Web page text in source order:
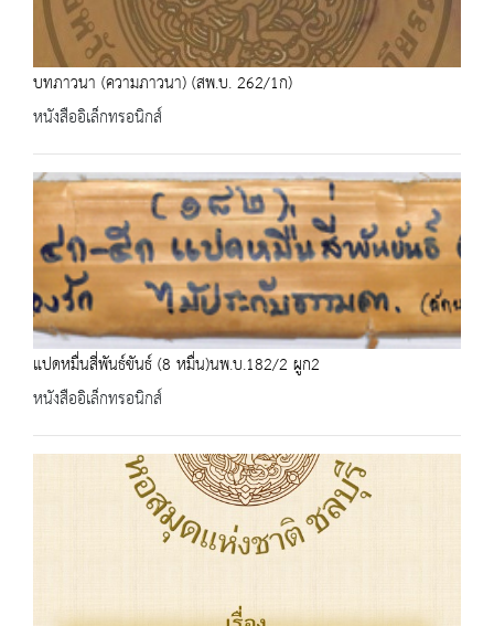
บทภาวนา (ความภาวนา) (สพ.บ. 262/1ก)
หนังสืออิเล็กทรอนิกส์
แปดหมื่นสี่พันธ์ขันธ์ (8 หมื่น)นพ.บ.182/2 ผูก2
หนังสืออิเล็กทรอนิกส์